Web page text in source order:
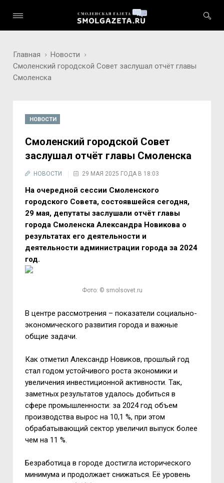
Главная
Новости
Смоленский городской Совет заслушал отчёт главы
Смоленска
НОВОСТИ
Смоленский городской Совет
заслушал отчёт главы Смоленска
НОВОСТИ 29 МАЯ 2025 ГОДА В 18:03
На очередной сессии Смоленского
городского Совета, состоявшейся сегодня,
29 мая, депутаты заслушали отчёт главы
города Смоленска Александра Новикова о
результатах его деятельности и
деятельности администрации города за 2024
год.
Фото: © smolsovet.ru
В центре рассмотрения – показатели социально-
экономического развития города и важные
общие задачи.
Как отметил Александр Новиков, прошлый год
стал годом устойчивого роста экономики и
увеличения инвестиционной активности. Так,
заметных результатов удалось добиться в
сфере промышленности: за 2024 год объем
производства вырос на 10,1 %, при этом
обрабатывающий сектор увеличил выпуск более
чем на 11 %.
Безработица в городе достигла исторического
минимума и продолжает снижаться. Её уровень